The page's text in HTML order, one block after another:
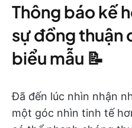
Thông báo kế
sự đồng thuận
biểu mẫu 📝
Đã đến lúc nhìn nhận
một góc nhìn tinh tế